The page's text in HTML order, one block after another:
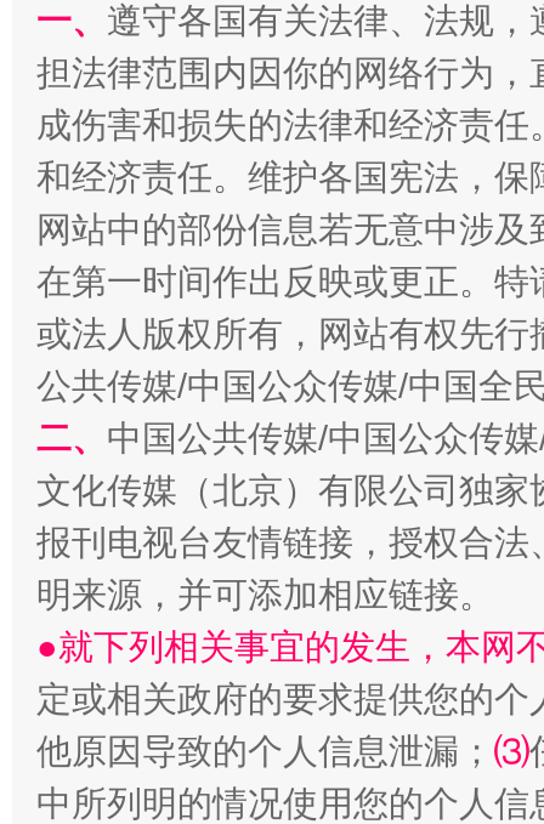
习近平的博鳌关键词
魏明亮
“刷贴”乱象丛生
揭批美国五大"原罪" "炒
一、 遵守各国有关法律、法规
担法律范围内因你的网络行为
成伤害和损失的法律和经济责
和经济责任。维护各国宪法，
网站中的部份信息若无意中涉
在第一时间作出反映或更正。
或法人版权所有，网站有权先
公共传媒/中国公众传媒/中国全
二、 中国公共传媒/中国公众传
文化传媒（北京）有限公司独
报刊电视台友情链接，授权合
明来源，并可添加相应链接。
●就下列相关事宜的发生，本网
定或相关政府的要求提供您的个
他原因导致的个人信息泄漏； ⑶
中所列明的情况使用您的个人